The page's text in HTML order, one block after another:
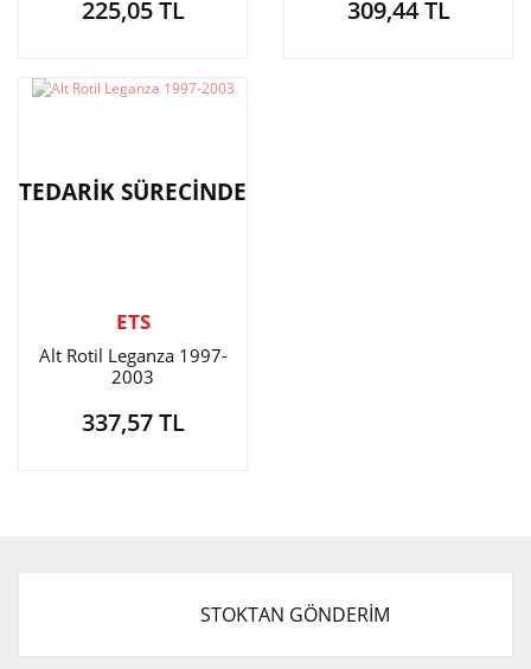
225,05 TL 309,44 TL
TEDARİK SÜRECİNDE
ETS
Alt Rotil Leganza 1997-
2003
337,57 TL
STOKTAN GÖNDERİM